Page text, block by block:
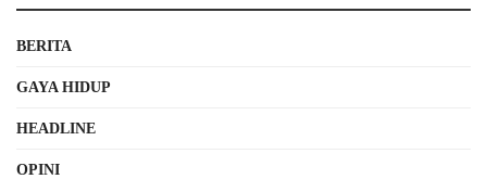
BERITA
GAYA HIDUP
HEADLINE
OPINI